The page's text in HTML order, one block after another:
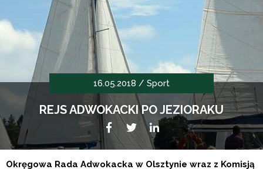
16.05.2018 / Sport
REJS ADWOKACKI PO JEZIORAKU
Facebook
TwitterLikedIn
Okręgowa Rada Adwokacka w Olsztynie wraz z Komisją